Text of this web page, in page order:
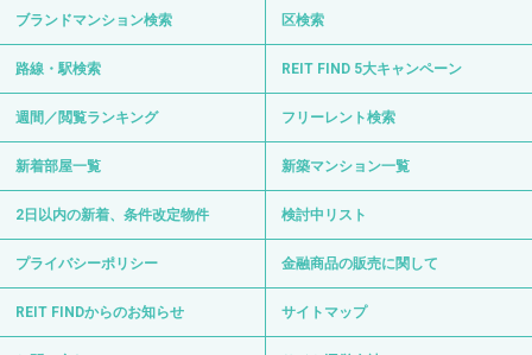
ブランドマンション検索 区検索
路線・駅検索 REIT FIND 5大キャンペーン
週間／閲覧ランキング フリーレント検索
新着部屋一覧 新築マンション一覧
2日以内の新着、条件改定物件 検討中リスト
プライバシーポリシー 金融商品の販売に関して
REIT FINDからのお知らせ サイトマップ